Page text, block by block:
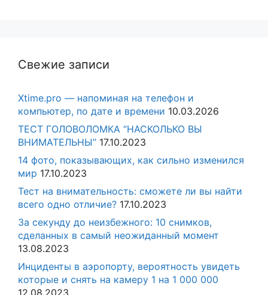
Свежие записи
Xtime.pro — напоминая на телефон и
компьютер, по дате и времени 10.03.2026
ТЕСТ ГОЛОВОЛОМКА “НАСКОЛЬКО ВЫ
ВНИМАТЕЛЬНЫ” 17.10.2023
14 фото, показывающих, как сильно изменился
мир 17.10.2023
Тест на внимательность: сможете ли вы найти
всего одно отличие? 17.10.2023
За секунду до неизбежного: 10 снимков,
сделанных в самый неожиданный момент
13.08.2023
Инциденты в аэропорту, вероятность увидеть
которые и снять на камеру 1 на 1 000 000